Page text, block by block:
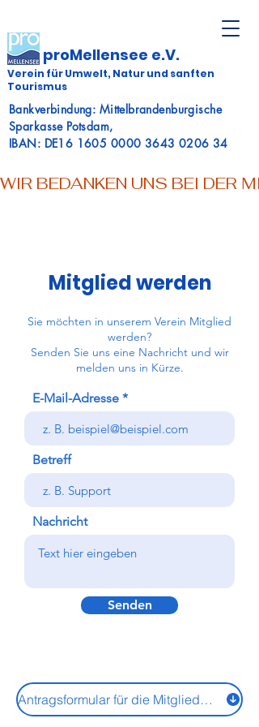
proMellensee e.V.
Verein für Umwelt, Natur und sanften
Tourismus
Bankverbindung: Mittelbrandenburgische
Sparkasse Potsdam,
IBAN: DE16 1605 0000 3643 0206 34
WIR BEDANKEN UNS BEI DER
Mitglied werden
Sie möchten in unserem Verein Mitglied
werden?
Senden Sie uns eine Nachricht und wir
melden uns in Kürze.
E-Mail-Adresse
Betreff
Nachricht
Senden
Antragsformular für die Mitgliedschaft